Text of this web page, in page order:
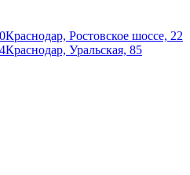
Краснодар, Ростовское шоссе, 22
Краснодар, Уральская, 85